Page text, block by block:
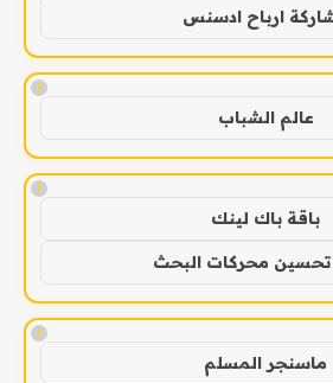
ارباح ادسنس
!
عالم الشباب
!
باقة باك لينك
محركات البحث
!
ماسنجر المسلم